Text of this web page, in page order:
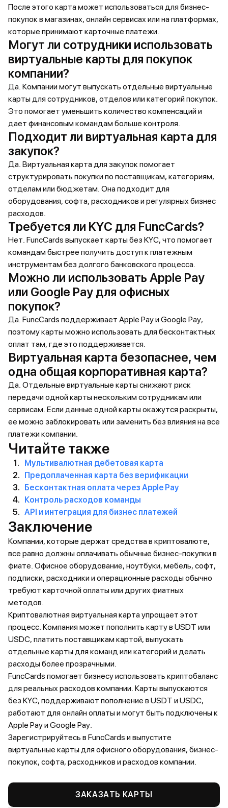
После этого карта может использоваться для бизнес-
покупок в магазинах, онлайн сервисах или на платформах,
которые принимают карточные платежи.
Могут ли сотрудники использовать
виртуальные карты для покупок
компании?
Да. Компании могут выпускать отдельные виртуальные
карты для сотрудников, отделов или категорий покупок.
Это помогает уменьшить количество компенсаций и
дает финансовым командам больше контроля.
Подходит ли виртуальная карта для
закупок?
Да. Виртуальная карта для закупок помогает
структурировать покупки по поставщикам, категориям,
отделам или бюджетам. Она подходит для
оборудования, софта, расходников и регулярных бизнес
расходов.
Требуется ли KYC для FuncCards?
Нет. FuncCards выпускает карты без KYC, что помогает
командам быстрее получить доступ к платежным
инструментам без долгого банковского процесса.
Можно ли использовать Apple Pay
или Google Pay для офисных
покупок?
Да. FuncCards поддерживает Apple Pay и Google Pay,
поэтому карты можно использовать для бесконтактных
оплат там, где это поддерживается.
Виртуальная карта безопаснее, чем
одна общая корпоративная карта?
Да. Отдельные виртуальные карты снижают риск
передачи одной карты нескольким сотрудникам или
сервисам. Если данные одной карты окажутся раскрыты,
ее можно заблокировать или заменить без влияния на все
платежи компании.
Читайте также
Мультивалютная дебетовая карта
Предоплаченная карта без верификации
Бесконтактная оплата через Apple Pay
Контроль расходов команды
API и интеграция для бизнес платежей
Заключение
Компании, которые держат средства в криптовалюте,
все равно должны оплачивать обычные бизнес-покупки в
фиате. Офисное оборудование, ноутбуки, мебель, софт,
подписки, расходники и операционные расходы обычно
требуют карточной оплаты или других фиатных
методов.
Криптовалютная виртуальная карта упрощает этот
процесс. Компания может пополнить карту в USDT или
USDC, платить поставщикам картой, выпускать
отдельные карты для команд или категорий и делать
расходы более прозрачными.
FuncCards помогает бизнесу использовать криптобаланс
для реальных расходов компании. Карты выпускаются
без KYC, поддерживают пополнение в USDT и USDC,
работают для онлайн оплаты и могут быть подключены к
Apple Pay и Google Pay.
Зарегистрируйтесь в FuncCards и выпустите
виртуальные карты для офисного оборудования, бизнес-
покупок, софта, расходников и расходов компании.
ЗАКАЗАТЬ КАРТЫ